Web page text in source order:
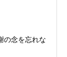
の念を忘れな